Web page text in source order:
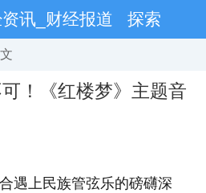
讯_财经报道 探索
！《红楼梦》主题音
遇上民族管弦乐的磅礴深